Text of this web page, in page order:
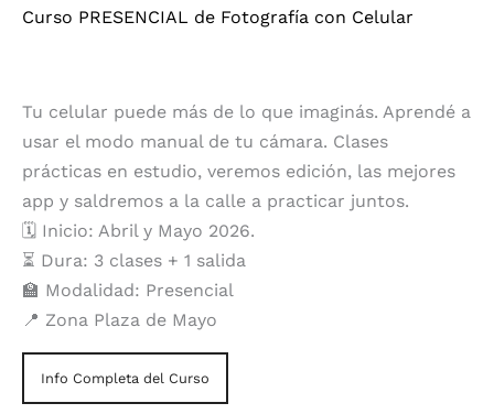
Curso PRESENCIAL de Fotografía con Celular
Tu celular puede más de lo que imaginás. Aprendé a
usar el modo manual de tu cámara. Clases
prácticas en estudio, veremos edición, las mejores
app y saldremos a la calle a practicar juntos.
🗓️ Inicio: Abril y Mayo 2026.
⏳ Dura: 3 clases + 1 salida
🏫 Modalidad: Presencial
📍 Zona Plaza de Mayo
Info Completa del Curso